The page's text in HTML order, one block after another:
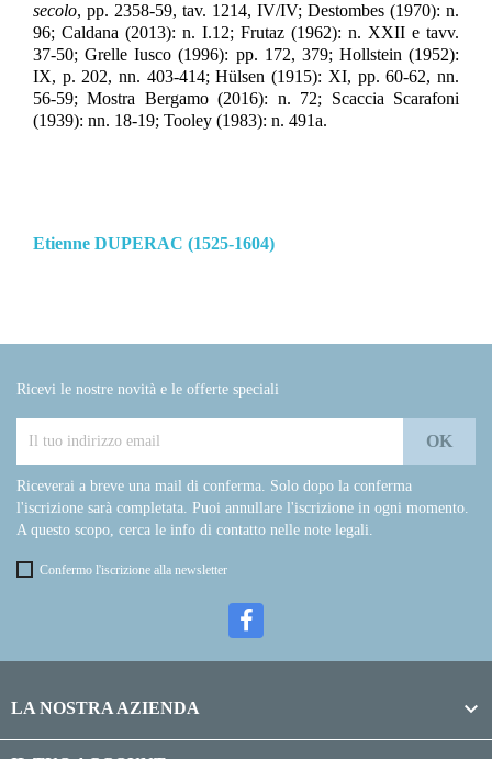
secolo, pp. 2358-59, tav. 1214, IV/IV; Destombes (1970): n.
96; Caldana (2013): n. I.12; Frutaz (1962): n. XXII e tavv.
37-50; Grelle Iusco (1996): pp. 172, 379; Hollstein (1952):
IX, p. 202, nn. 403-414; Hülsen (1915): XI, pp. 60-62, nn.
56-59; Mostra Bergamo (2016): n. 72; Scaccia Scarafoni
(1939): nn. 18-19; Tooley (1983): n. 491a.
Etienne DUPERAC (1525-1604)
Ricevi le nostre novità e le offerte speciali
Riceverai a breve una mail di conferma. Solo dopo la conferma
l'iscrizione sarà completata. Puoi annullare l'iscrizione in ogni momento.
A questo scopo, cerca le info di contatto nelle note legali.
Confermo l'iscrizione alla newsletter
LA NOSTRA AZIENDA 